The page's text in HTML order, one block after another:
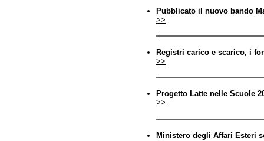
Pubblicato il nuovo bando
>>
Registri carico e scarico, i
>>
Progetto Latte nelle Scuole
>>
Ministero degli Affari Esteri